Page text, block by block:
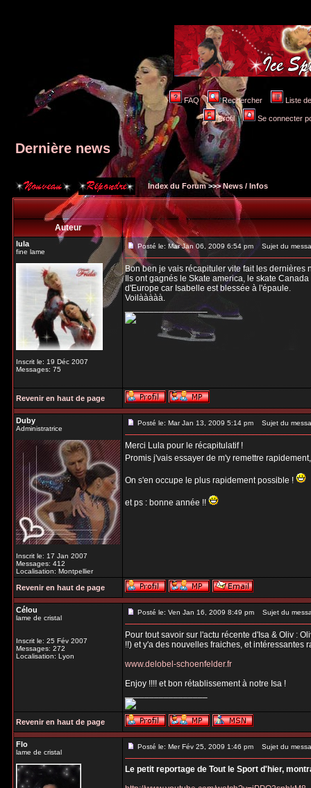
FAQ Rechercher Liste
Profil Se connecter
Dernière news
Index du Forum>>>News / Infos
Auteur
lula
fine lame
Inscrit le: 19 Déc 2007
Messages: 75
Posté le: Mar Jan 06, 2009 6:54 pm Sujet du
Bon ben je vais récapituler vite fait les dernières
Ils ont gagnés le Skate america, le skate
d'Europe car Isabelle est blessée à l'épaule.
Voilààààà.
_________________
Revenir en haut de page
Duby
Administratrice
Inscrit le: 17 Jan 2007
Messages: 412
Localisation: Montpellier
Posté le: Mar Jan 13, 2009 5:14 pm Sujet du
Merci Lula pour le récapitulatif !
Promis j'vais essayer de m'y remettre
On s'en occupe le plus rapidement possible !
et ps : bonne année !!
Revenir en haut de page
Célou
lame de cristal
Inscrit le: 25 Fév 2007
Messages: 272
Localisation: Lyon
Posté le: Ven Jan 16, 2009 8:49 pm Sujet du
Pour tout savoir sur l'actu récente d'Isa & Oliv :
!!) et y'a des nouvelles fraiches, et intéressantes
www.delobel-schoenfelder.fr
Enjoy !!!! et bon rétablissement à notre Isa !
_________________
Revenir en haut de page
Flo
lame de cristal
Posté le: Mer Fév 25, 2009 1:46 pm Sujet du
Le petit reportage de Tout le Sport d'hier,